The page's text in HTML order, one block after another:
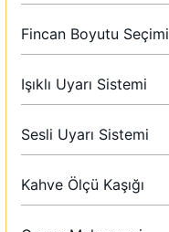
Fincan Boyutu Seçimi
Işıklı Uyarı Sistemi
Sesli Uyarı Sistemi
Kahve Ölçü Kaşığı